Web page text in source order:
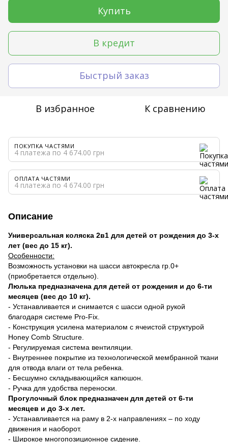
Купить
В кредит
Быстрый заказ
В избранное К сравнению
ПОКУПКА ЧАСТЯМИ
4 платежа по 4 674.00 грн
ОПЛАТА ЧАСТЯМИ
4 платежа по 4 674.00 грн
Описание
Универсальная коляска 2в1 для детей от рождения до 3-х
лет (вес до 15 кг).
Особенности:
Возможность установки на шасси автокресла гр.0+
(приобретается отдельно).
Люлька предназначена для детей от рождения и до 6-ти
месяцев (вес до 10 кг).
- Устанавливается и снимается с шасси одной рукой
благодаря системе Pro-Fix.
- Конструкция усилена материалом с ячеистой структурой
Honey Comb Structure.
- Регулируемая система вентиляции.
- Внутреннее покрытие из технологической мембранной ткани
для отвода влаги от тела ребенка.
- Бесшумно складывающийся капюшон.
- Ручка для удобства переноски.
Прогулочный блок предназначен для детей от 6-ти
месяцев и до 3-х лет.
- Устанавливается на раму в 2-х направлениях – по ходу
движения и наоборот.
- Широкое многопозиционное сидение.